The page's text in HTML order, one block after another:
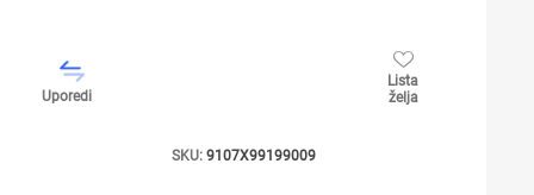
Uporedi
Lista
želja
SKU: 9107X99199009